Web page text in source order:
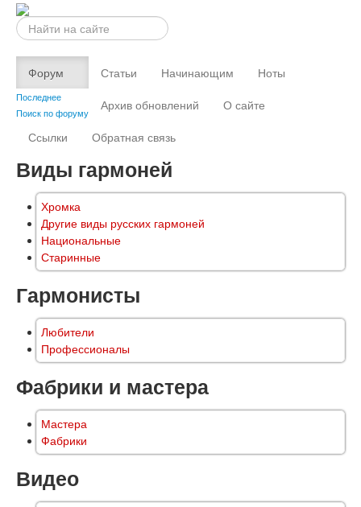
Искать...
Форум
Последнее
Поиск по форуму
Статьи Начинающим
Ноты
Архив обновлений
О сайте
Ссылки
Обратная связь
Виды гармоней
Хромка
Другие виды русских гармоней
Национальные
Старинные
Гармонисты
Любители
Профессионалы
Фабрики и мастера
Мастера
Фабрики
Видео